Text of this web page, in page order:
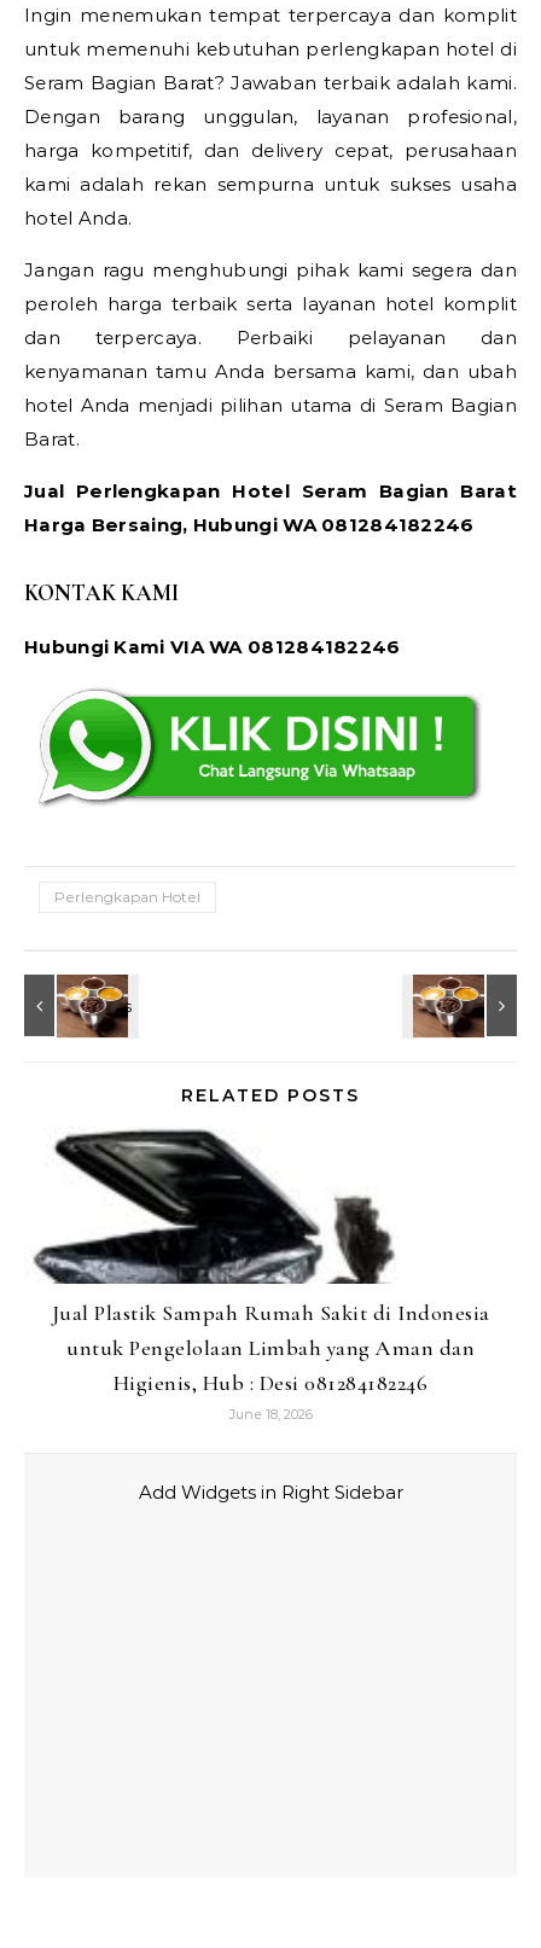
Ingin menemukan tempat terpercaya dan komplit
untuk memenuhi kebutuhan perlengkapan hotel di
Seram Bagian Barat? Jawaban terbaik adalah kami.
Dengan barang unggulan, layanan profesional,
harga kompetitif, dan delivery cepat, perusahaan
kami adalah rekan sempurna untuk sukses usaha
hotel Anda.
Jangan ragu menghubungi pihak kami segera dan
peroleh harga terbaik serta layanan hotel komplit
dan terpercaya. Perbaiki pelayanan dan
kenyamanan tamu Anda bersama kami, dan ubah
hotel Anda menjadi pilihan utama di Seram Bagian
Barat.
Jual Perlengkapan Hotel Seram Bagian Barat
Harga Bersaing, Hubungi WA 081284182246
KONTAK KAMI
Hubungi Kami VIA WA 081284182246
Perlengkapan Hotel
RELATED POSTS
Jual Plastik Sampah Rumah Sakit di Indonesia
untuk Pengelolaan Limbah yang Aman dan
Higienis, Hub : Desi 081284182246
June 18, 2026
Add Widgets in Right Sidebar